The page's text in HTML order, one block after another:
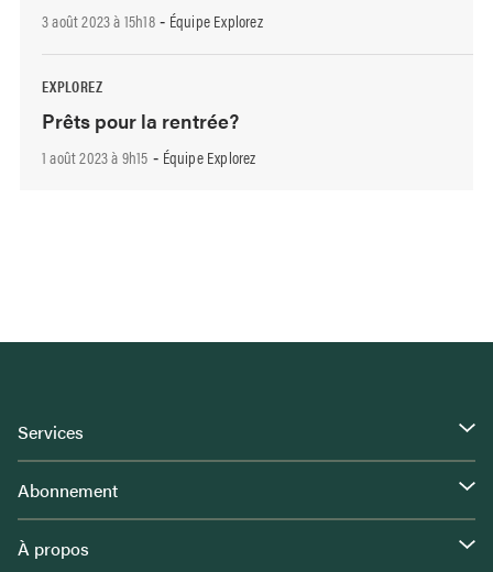
3 août 2023 à 15h18- Équipe Explorez
EXPLOREZ
Prêts pour la rentrée?
1 août 2023 à 9h15 - Équipe Explorez
Services
Abonnement
À propos